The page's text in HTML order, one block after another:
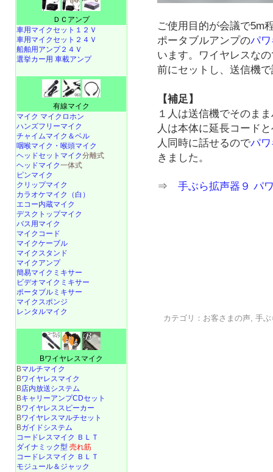
ご使用目的が会議で5m
ポータブルアンプのパ
います。ワイヤレスな
前にセットし、送信機
【補足】
１人は送信機でそのま
人は本体に延長コード
人同時に話せるのでパ
きました。
⇒手ぶら拡声器９ パ
カテゴリ： お客さまの声,手ぶ
ＤＣアンプ
車用マイクセット１２Ｖ
車用マイクセット２４Ｖ
船舶用アンプ２４Ｖ
選挙カー用 車載アンプ
有線マイク
マイク マイクロホン
ハンズフリーマイク
チャイムマイク＆ベル
咽喉マイク・喉頭マイク
ヘッドセットマイク分離式
ヘッドマイク一体式
ピンマイク
クリップマイク
カラオケマイク（白）
エコー内蔵マイク
デスクトップマイク
バス用マイク
マイクコード
マイクケーブル
マイクスタンド
マイクアンプ
簡易マイクミキサー
ビデオマイクミキサー
ポータブルミキサー
マイクスポンジ
レンタルマイク
Bワイヤレスマイク
Bマルチマイク
Bワイヤレスマイク
B店内放送システム
BキャリーアンプCDセット
Bワイヤレススピーカー
Bワイヤレスマルチセット
Bガイドシステム
コードレスマイク ＢＬＴ
ダイナミック型 売れ筋
コードレスマイク ＢＬＴ
モジュール＆ジャック